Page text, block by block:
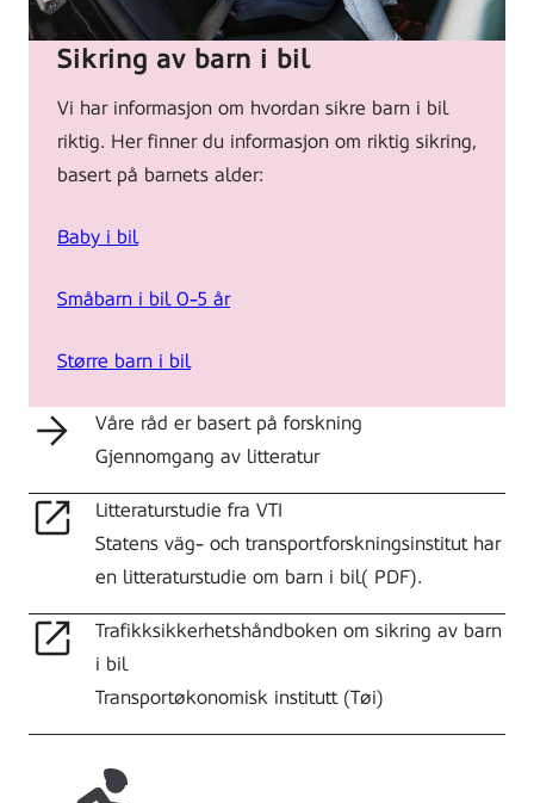
Sikring av barn i bil
Vi har informasjon om hvordan sikre barn i bil
riktig. Her finner du informasjon om riktig sikring,
basert på barnets alder:
Baby i bil
Småbarn i bil 0-5 år
Større barn i bil
Våre råd er basert på forskning
Gjennomgang av litteratur
Litteraturstudie fra VTI
Statens väg- och transportforskningsinstitut har
en litteraturstudie om barn i bil( PDF).
Trafikksikkerhetshåndboken om sikring av barn
i bil
Transportøkonomisk institutt (Tøi)